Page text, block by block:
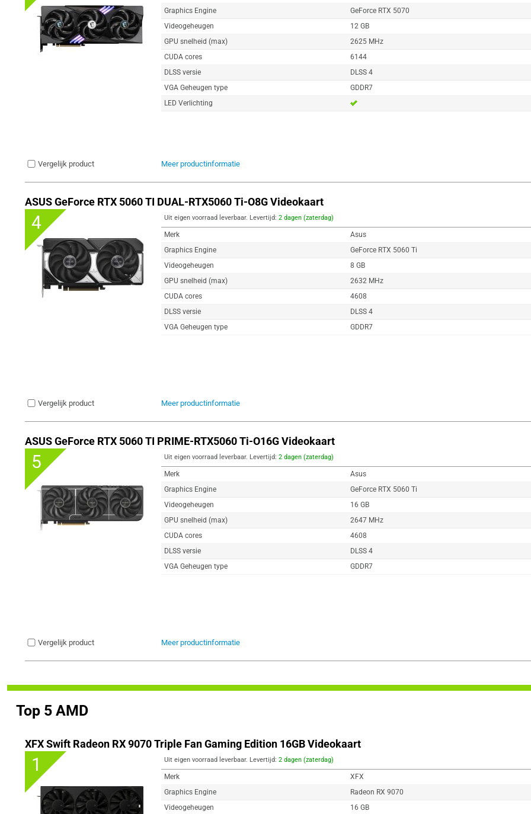
Graphics Engine
GeForce RTX 5070
Videogeheugen
12 GB
GPU snelheid (max)
2625 MHz
CUDA cores
6144
DLSS versie
DLSS 4
VGA Geheugen type
GDDR7
LED Verlichting
Vergelijk product Meer productinformatie
ASUS GeForce RTX 5060 TI DUAL-RTX5060 Ti-O8G Videokaart
4 Uit eigen voorraad leverbaar. Levertijd: 2 dagen (zaterdag)
Merk
Asus
Graphics Engine
GeForce RTX 5060 Ti
Videogeheugen
8 GB
GPU snelheid (max)
2632 MHz
CUDA cores
4608
DLSS versie
DLSS 4
VGA Geheugen type
GDDR7
Vergelijk product Meer productinformatie
ASUS GeForce RTX 5060 TI PRIME-RTX5060 Ti-O16G Videokaart
5 Uit eigen voorraad leverbaar. Levertijd: 2 dagen (zaterdag)
Merk
Asus
Graphics Engine
GeForce RTX 5060 Ti
Videogeheugen
16 GB
GPU snelheid (max)
2647 MHz
CUDA cores
4608
DLSS versie
DLSS 4
VGA Geheugen type
GDDR7
Vergelijk product Meer productinformatie
Top 5 AMD
XFX Swift Radeon RX 9070 Triple Fan Gaming Edition 16GB Videokaart
1 Uit eigen voorraad leverbaar. Levertijd: 2 dagen (zaterdag)
Merk
XFX
Graphics Engine
Radeon RX 9070
Videogeheugen
16 GB